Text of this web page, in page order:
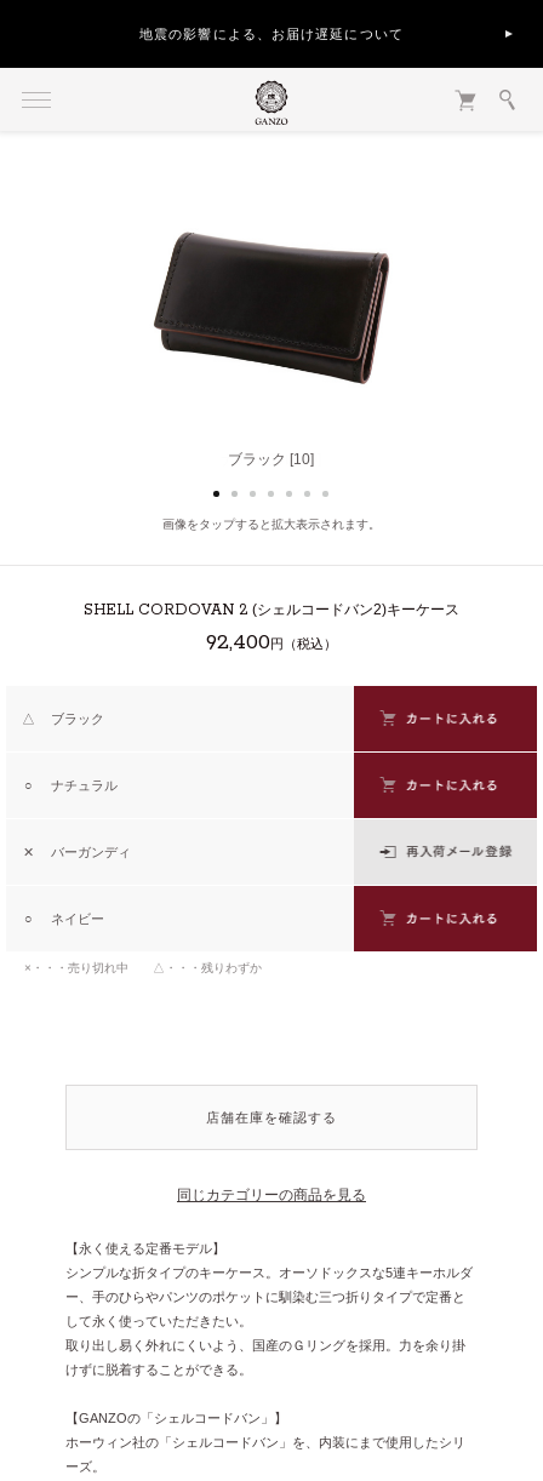
地震の影響による、お届け遅延について
ブラック [10]
ナチュラル [40]
画像をタップすると拡大表示されます。
SHELL CORDOVAN 2 (シェルコードバン2)キーケース
92,400円（税込）
△ ブラック
○ ナチュラル
✕ バーガンディ
○ ネイビー
×・・・売り切れ中 △・・・残りわずか
店舗在庫を確認する
同じカテゴリーの商品を見る
【永く使える定番モデル】
シンプルな折タイプのキーケース。オーソドックスな5連キーホルダ
ー、手のひらやパンツのポケットに馴染む三つ折りタイプで定番と
して永く使っていただきたい。
取り出し易く外れにくいよう、国産のＧリングを採用。力を余り掛
けずに脱着することができる。
【GANZOの「シェルコードバン」】
ホーウィン社の「シェルコードバン」を、内装にまで使用したシリ
ーズ。